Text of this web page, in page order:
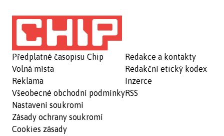
Předplatné časopisu Chip
Volná místa
Reklama
Všeobecné obchodní podmínky
Nastavení soukromí
Zásady ochrany soukromí
Cookies zásady
Redakce a kontakty
Redakční etický kodex
Inzerce
RSS